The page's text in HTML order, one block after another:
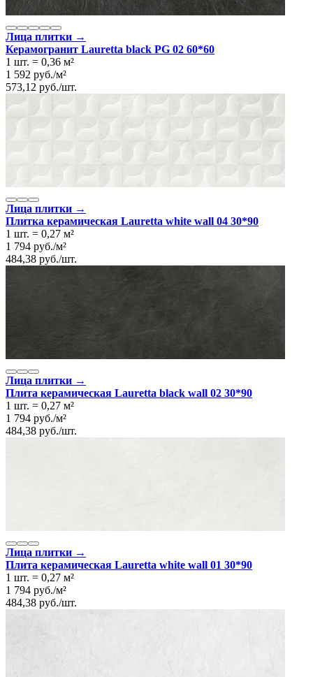
Лица плитки →
Керамогранит Lauretta black PG 02 60*60
1 шт. = 0,36 м²
1 592 руб./м²
573,12 руб./шт.
Лица плитки →
Плитка керамическая Lauretta white wall 04 30*90
1 шт. = 0,27 м²
1 794 руб./м²
484,38 руб./шт.
Лица плитки →
Плита керамическая Lauretta black wall 02 30*90
1 шт. = 0,27 м²
1 794 руб./м²
484,38 руб./шт.
Лица плитки →
Плита керамическая Lauretta white wall 01 30*90
1 шт. = 0,27 м²
1 794 руб./м²
484,38 руб./шт.